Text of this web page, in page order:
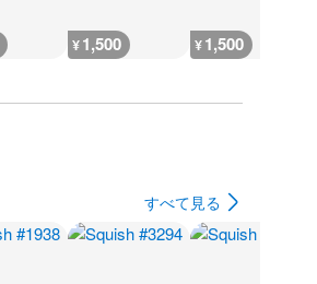
¥1,500 ¥1,500
すべて見る